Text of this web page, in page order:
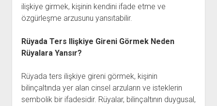
ilişkiye girmek, kişinin kendini ifade etme ve
özgürleşme arzusunu yansıtabilir.
Rüyada Ters Ilişkiye Gireni Görmek Neden
Rüyalara Yansır?
Rüyada ters ilişkiye gireni görmek, kişinin
bilinçaltında yer alan cinsel arzuların ve isteklerin
sembolik bir ifadesidir. Rüyalar, bilinçaltının duygusal,